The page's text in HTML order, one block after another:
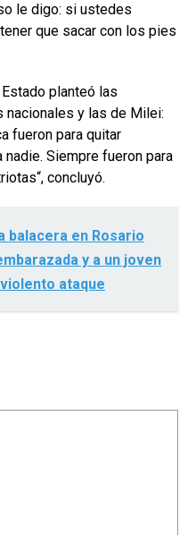
le digo: si ustedes
que sacar con los pies
planteó las
y las de Milei:
fueron para quitar
Siempre fueron para
concluyó.
balacera en Rosario
y a un joven
ataque